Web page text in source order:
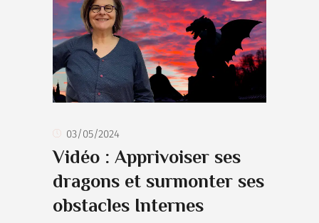
03/05/2024
Vidéo : Apprivoiser ses
dragons et surmonter ses
obstacles Internes